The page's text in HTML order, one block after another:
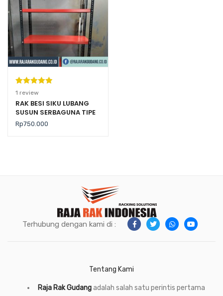
Peringkat
5.00dari 5
berdasarka
n
1
penilaian
1 review
RAK BESI SIKU LUBANG
SUSUN SERBAGUNA TIPE
RK-01 RAJARAK
Rp750.000
Terhubung dengan kami di :
Tentang Kami
Raja Rak Gudangadalah salah satu perintis pertama